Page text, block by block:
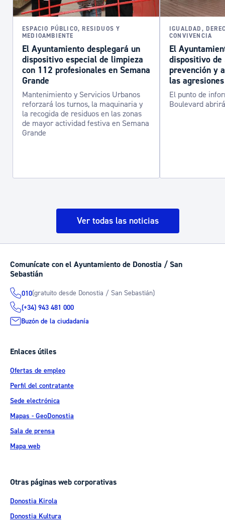
ESPACIO PÚBLICO, RESIDUOS Y
MEDIOAMBIENTE
El Ayuntamiento desplegará un
dispositivo especial de limpieza
con 112 profesionales en Semana
Grande
Mantenimiento y Servicios Urbanos
reforzará los turnos, la maquinaria y
la recogida de residuos en las zonas
de mayor actividad festiva en Semana
Grande
IGUALDAD,
CONVIVENCIA
El
dispositivo de
prevención y
las
El punto de
Boulevard
Ver todas las noticias
Comunícate con el Ayuntamiento de Donostia / San
Sebastián
010(gratuito desde Donostia / San Sebastián)
(+34) 943 481 000
Buzón de la ciudadanía
Enlaces útiles
Ofertas de empleo
Perfil del contratante
Sede electrónica
Mapas - GeoDonostia
Sala de prensa
Mapa web
Otras páginas web corporativas
Donostia Kirola
Donostia Kultura